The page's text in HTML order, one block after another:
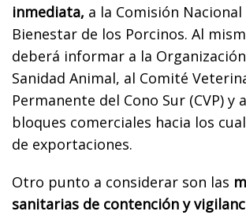
inmediata, a la Comisión Nacional
Bienestar de los Porcinos. Al
deberá informar a la
Sanidad Animal, al Comité
Permanente del Cono Sur (CVP) y
bloques comerciales hacia los
de exportaciones.
Otro punto a considerar son las
sanitarias de contención y